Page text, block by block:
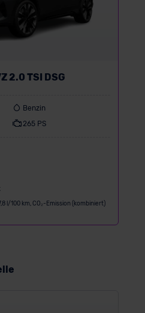
2.0 TSI DSG
Benzin
265 PS
l/100 km, CO₂-Emission (kombiniert)